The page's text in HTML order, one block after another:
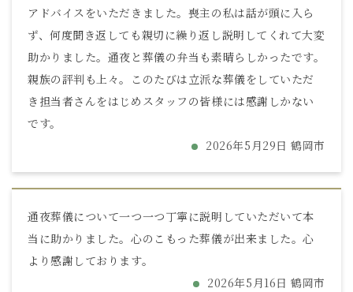
アドバイスをいただきました。喪主の私は話が頭に入ら
ず、何度聞き返しても親切に繰り返し説明してくれて大変
助かりました。通夜と葬儀の弁当も素晴らしかったです。
親族の評判も上々。このたびは立派な葬儀をしていただ
き担当者さんをはじめスタッフの皆様には感謝しかない
です。
2026年5月29日 鶴岡市
通夜葬儀について一つ一つ丁寧に説明していただいて本
当に助かりました。心のこもった葬儀が出来ました。心
より感謝しております。
2026年5月16日 鶴岡市